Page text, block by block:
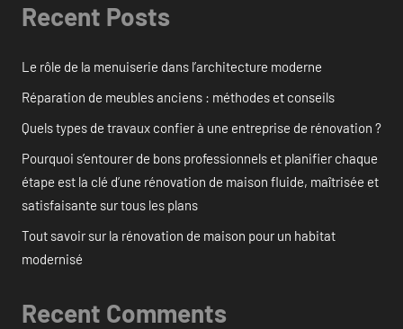
Recent Posts
Le rôle de la menuiserie dans l’architecture moderne
Réparation de meubles anciens : méthodes et conseils
Quels types de travaux confier à une entreprise de rénovation ?
Pourquoi s’entourer de bons professionnels et planifier chaque
étape est la clé d’une rénovation de maison fluide, maîtrisée et
satisfaisante sur tous les plans
Tout savoir sur la rénovation de maison pour un habitat
modernisé
Recent Comments